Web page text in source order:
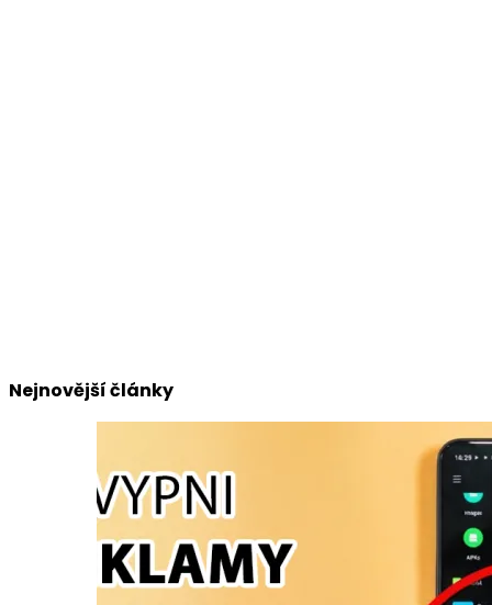
Nejnovější články